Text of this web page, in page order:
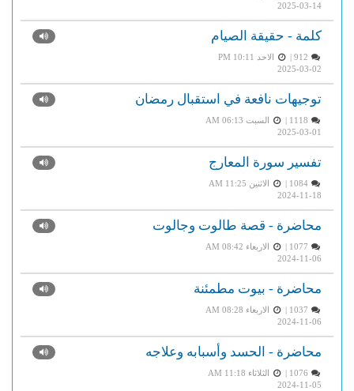
2025-03-14
كلمة - حقيقة الصيام
الاحد PM 10:11
2025-03-02
توجيهات نافعة في استقبال رمضان
السبت AM 06:13
2025-03-01
تفسير سورة المعارج
1084 |
الاثنين AM 11:25
2024-11-18
محاضرة - قصة طالوت وجالوت
الاربعاء AM 08:42
2024-11-06
محاضرة - بيوت مطمئنة
الاربعاء AM 08:28
2024-11-06
محاضرة - الحسد وأسبابه وعلاجه
الثلاثاء AM 11:18
2024-11-05